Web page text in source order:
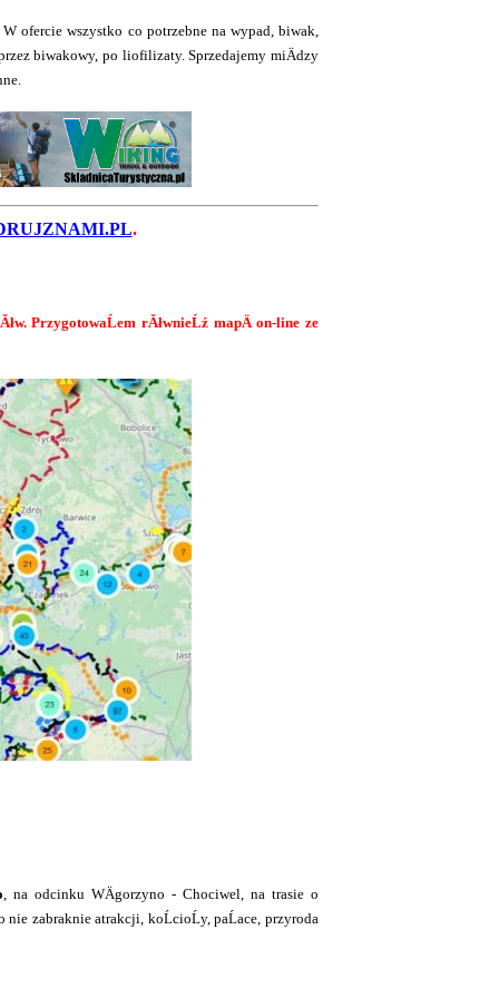
ofercie wszystko co potrzebne na wypad, biwak,
biwakowy, po liofilizaty. Sprzedajemy miÄdzy
.
PrzygotowaĹem rĂłwnieĹź mapÄ on-line ze
, na odcinku WÄgorzyno - Chociwel, na trasie o
zabraknie atrakcji, koĹcioĹy, paĹace, przyroda